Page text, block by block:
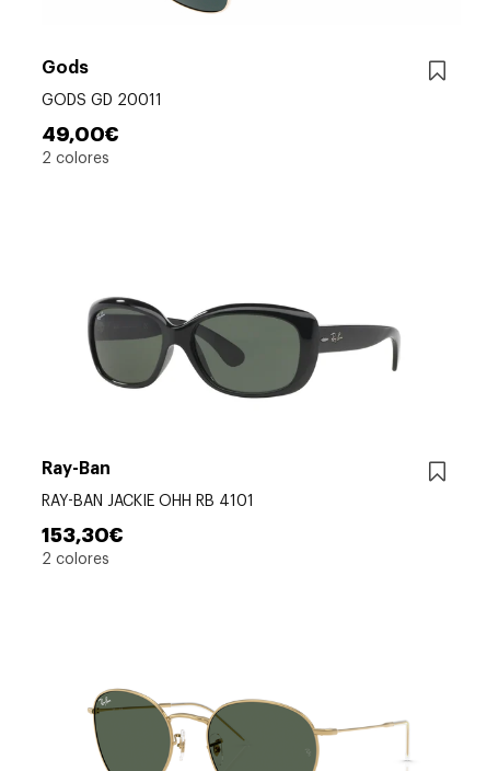
Gods
GODS GD 20011
49,00€
2 colores
Ray-Ban
RAY-BAN JACKIE OHH RB 4101
153,30€
2 colores